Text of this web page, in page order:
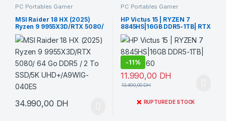
PC Portables Gamer
MSI Raider 18 HX (2025)
Ryzen 9 9955X3D/RTX 5080/
64 Go DDR5 / 2 To SSD/5K
UHD+/A9WIG-040ES
34.990,00 DH
PC Portables Gamer
HP Victus 15 | RYZEN 7
8845HS|16GB DDR5-1TB| RTX
4060
-11%
11.990,00 DH
13.490,00DH
❌ RUPTURE DE STOCK